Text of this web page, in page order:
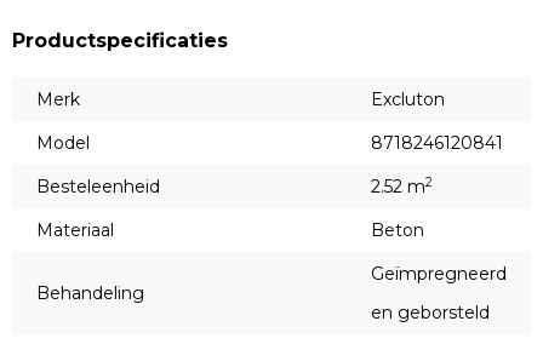
Productspecificaties
Merk
Excluton
Model
8718246120841
Besteleenheid
2.52 m2
Materiaal Beton
Behandeling
Geïmpregneerd
en geborsteld